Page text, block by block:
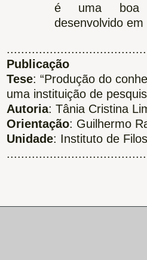
é uma boa
desenvolvido em
Publicação
Tese: “Produção do
uma instituição de
Autoria: Tânia Cristina
Orientação: Guilhermo
Unidade: Instituto de